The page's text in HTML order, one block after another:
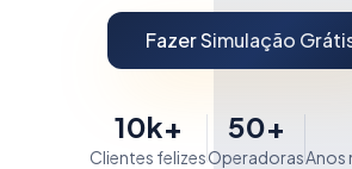
Fazer Simulação
10k+
Clientes felizes
50+
OperadorasAnos